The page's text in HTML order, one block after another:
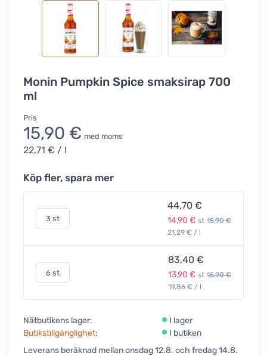
Monin Pumpkin Spice smaksirap 700
ml
Pris
15,90 € med moms
22,71 € / l
Köp fler, spara mer
3 st
44,70 €
14,90 € st 15,90 €
21,29 € / l
6 st
83,40 €
13,90 € st 15,90 €
19,86 € / l
Nätbutikens lager:
I lager
Butikstillgänglighet:
I butiken
Leverans beräknad mellan onsdag 12.8. och fredag 14.8.